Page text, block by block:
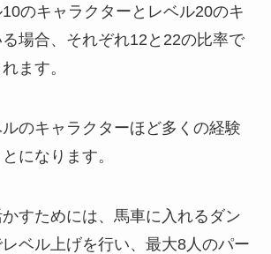
のキャラクターとレベル20のキ
場合、それぞれ12と22の比率で
ます。
のキャラクターほど多くの経験
になります。
すためには、馬車に入れるダン
ベル上げを行い、最大8人のパー